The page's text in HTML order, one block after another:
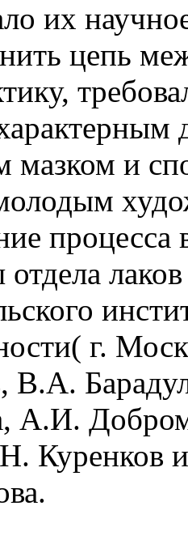
их
цепь
мазком и
отдела
г.
В.А.
А.И.
Куренков